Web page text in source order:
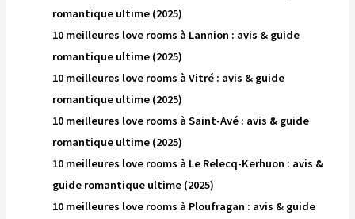
romantique ultime (2025)
10 meilleures love rooms à Lannion : avis & guide
romantique ultime (2025)
10 meilleures love rooms à Vitré : avis & guide
romantique ultime (2025)
10 meilleures love rooms à Saint-Avé : avis & guide
romantique ultime (2025)
10 meilleures love rooms à Le Relecq-Kerhuon : avis &
guide romantique ultime (2025)
10 meilleures love rooms à Ploufragan : avis & guide